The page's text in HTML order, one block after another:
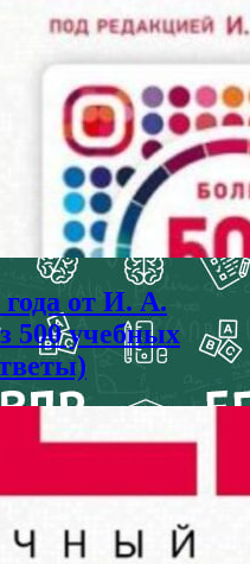
от И. А.
500 учебных